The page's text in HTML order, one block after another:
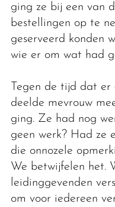
ging ze bij een van
bestellingen op te
geserveerd konden
wie er om wat had
Tegen de tijd dat
deelde mevrouw
ging. Ze had nog
geen werk? Had ze
die onnozele
We betwijfelen het.
leidinggevenden
om voor iedereen